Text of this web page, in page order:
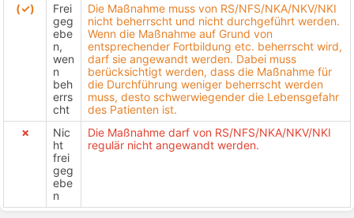
(✓)
Frei
geg
ebe
n,
wen
n
beh
errs
cht
Die Maßnahme muss von RS/NFS/NKA/NKV/NKI
nicht beherrscht und nicht durchgeführt werden.
Wenn die Maßnahme auf Grund von
entsprechender Fortbildung etc. beherrscht wird,
darf sie angewandt werden. Dabei muss
berücksichtigt werden, dass die Maßnahme für
die Durchführung weniger beherrscht werden
muss, desto schwerwiegender die Lebensgefahr
des Patienten ist.
✗
Nic
ht
frei
geg
ebe
n
Die Maßnahme darf von RS/NFS/NKA/NKV/NKI
regulär nicht angewandt werden.